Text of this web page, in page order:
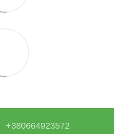
+380664923572